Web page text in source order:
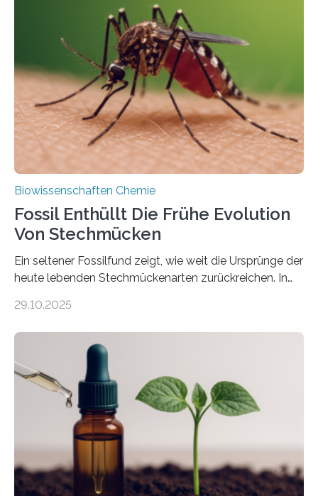
Grünalgen, die vor Hunderten von Millionen Jahren
lebten. Unter den Vorfahren sticht eine Gruppe heraus,
die noch heute in der Natur vorkommt: die
Süßwasseralge Coleochaetophyceae. Einige Arten
dieser Gruppe bilden aus Zellfäden dichte Geflechte
mit scheibenförmiger Gestalt. Was auffällig ist: Die
nächsten…
Biowissenschaften Chemie
Fossil Enthüllt Die Frühe Evolution
Von Stechmücken
Ein seltener Fossilfund zeigt, wie weit die Ursprünge der
heute lebenden Stechmückenarten zurückreichen. In
Forschende die bisher älteste bekannte Stechmücken-
Region Kachin in Myanmar und hat sich in
ausgezeichnetem Zustand erhalten. Es konnte als neue
Art einer neuen Gattung beschrieben werden und trägt
nun den Namen Cretosabethes primaevus. Dieser erste
fossile Nachweis einer Stechmückenlarve in Bernstein
stellt gleichzeitig den ersten Fossilfund einer
Mückenlarve aus dem Mesozoikum dar, denn…
29.10.2025